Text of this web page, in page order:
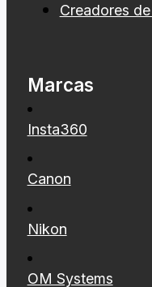
Creadores
Marcas
Insta360
Canon
Nikon
OM Systems